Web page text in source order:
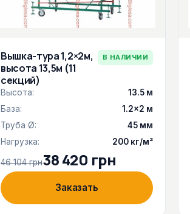
Вышка-тура 1,2×2м,
высота 13,5м (11
секций)
В НАЛИЧИИ
Высота:
13.5 м
База:
1.2×2 м
Труба Ø:
45 мм
Нагрузка:
200 кг/м²
46 104 грн38 420 грн
Заказать